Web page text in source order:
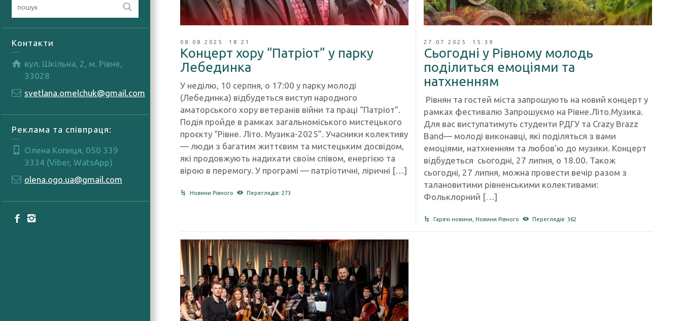
Контакти
вул. Шкільна, 2, м. Рівне,
33028
svetlana.omelchuk@gmail.com
Реклама та співпраця:
Олена Копиця, 050 339
3334 (Viber, WatsApp)
olena.ogo.ua@gmail.com
08.08.2025 18:21
Концерт хору “Патріот” у парку
Лебединка
У неділю, 10 серпня, о 17:00 у парку молоді
(Лебединка) відбудеться виступ народного
аматорського хору ветеранів війни та праці “Патріот”.
Подія пройде в рамках загальноміського мистецького
проєкту “Рівне. Літо. Музика-2025”. Учасники колективу
— люди з багатим життєвим та мистецьким досвідом,
які продовжують надихати своїм співом, енергією та
вірою в перемогу. У програмі — патріотичні, ліричні […]
Новини Рівного Переглядів: 273
27.07.2025 15:39
Сьогодні у Рівному молодь
поділиться емоціями та
натхненням
Рівнян та гостей міста запрошують на новий концерт у
рамках фестивалю Запрошуємо на Рівне.Літо.Музика.
Для вас виступатимуть студенти РДГУ та Crazy Brazz
Band— молоді виконавці, які поділяться з вами
емоціями, натхненням та любов’ю до музики. Концерт
відбудеться сьогодні, 27 липня, о 18.00. Також
сьогодні, 27 липня, можна провести вечір разом з
талановитими рівненськими колективами:
Фольклорний […]
Гарячі новини ,Новини Рівного Переглядів: 362